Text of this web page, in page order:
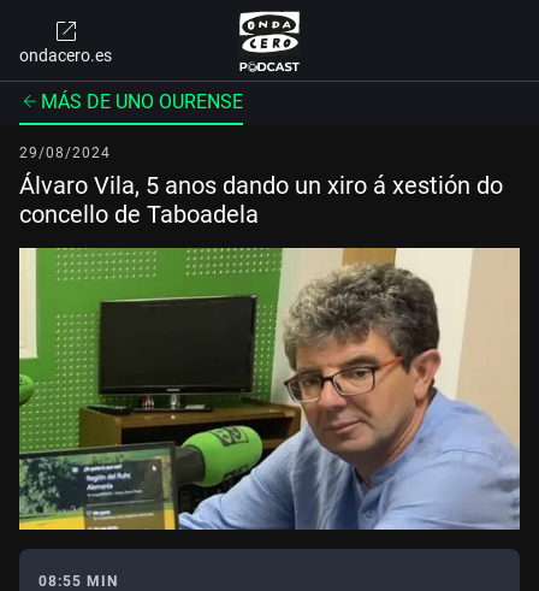
ondacero.es
MÁS DE UNO OURENSE
29/08/2024
Álvaro Vila, 5 anos dando un xiro á xestión do
concello de Taboadela
08:55 MIN